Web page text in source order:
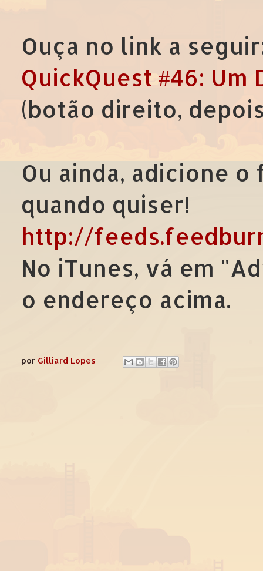
Ouça no link a
QuickQuest #46: Um
(botão direito,
Ou ainda, adicione
quando quiser!
http://
No iTunes, vá em
o endereço acima.
por Gilliard Lopes